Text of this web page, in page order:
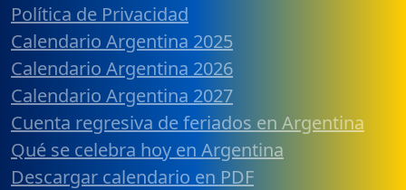
Política de Privacidad
Calendario Argentina 2025
Calendario Argentina 2026
Calendario Argentina 2027
Cuenta regresiva de feriados en Argentina
Qué se celebra hoy en Argentina
Descargar calendario en PDF